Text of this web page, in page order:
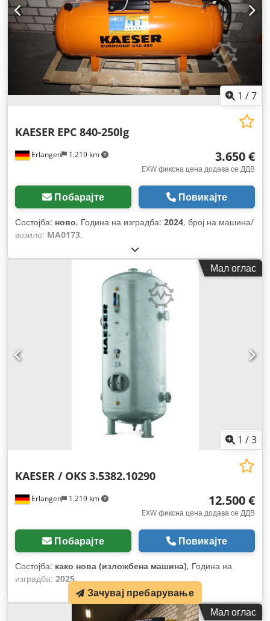
1 /7
Erlangen 1.219 km
KAESER EPC 840-250lg
3.650 €
EXW фиксна цена додава се ДДВ
Побарајте Повикајте
Состојба: ново, Година на изградба: 2024, број на машина/
возило: MA0173,
Мал оглас
1 /3
Erlangen 1.219 km
KAESER / OKS3.5382.10290
12.500 €
EXW фиксна цена додава се ДДВ
Побарајте Повикајте
Состојба: како нова (изложбена машина), Година на
изградба: 2025,
Мал оглас
Зачувај пребарување